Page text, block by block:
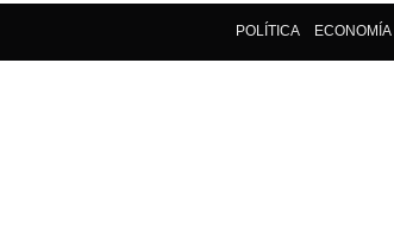
POLÍTICA ECONOMÍA